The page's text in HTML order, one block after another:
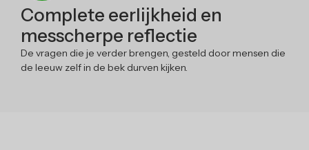
Complete eerlijkheid en
messcherpe reflectie
De vragen die je verder brengen, gesteld door mensen die
de leeuw zelf in de bek durven kijken.